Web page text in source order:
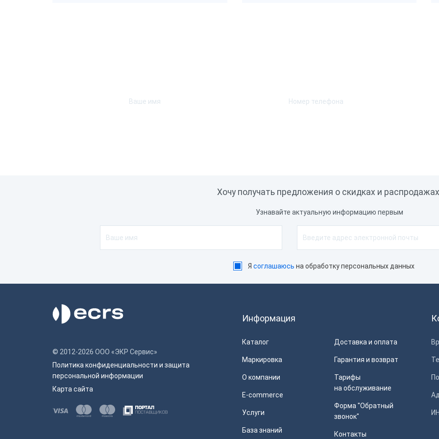
Хочу получать предложения о скидках и
Узнавайте актуальную информацию первым
Я соглашаюсь на обработку персональных данных
© 2012-2026 ООО «ЭКР Сервис»
Политика конфиденциальности и защита
персональной информации
Карта сайта
Информация
Каталог
Маркировка
О компании
E-commerce
Услуги
База знаний
Доставка и оплата
Гарантия и возврат
Тарифы
на обслуживание
Форма "Обратный
звонок"
Контакты